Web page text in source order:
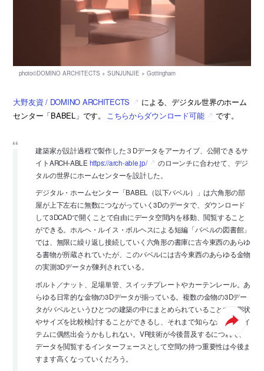
大野友資 / DOMINO ARCHITECTS
による、デジタル世界のホーム
センター「BABEL」です。
こちらからダウンロード可能 です。
建築家が設計過程で製作した３Dデータをアーカイブ、公開できるサ
イトARCH-ABLE https://arch-able.jp/
のローンチに合わせて、デジ
タルの世界にホームセンターを設計した。
デジタル・ホームセンター「BABEL（以下バベル）」は六角形の部
屋が上下左右に無数につながっていく3Dのデータで、ダウンロード
して3DCADで開くことで自由にデータ空間内を移動、閲覧すること
ができる。ホルヘ・ルイス・ボルヘスによる短編「バベルの図書館」
では、無限に繰り返し接続していく六角形の書庫に古今東西のあらゆ
る書物が所蔵されていたが、このバベルには古今東西のあらゆる金物
の実測3Dデータが陳列されている。
ボルト／ナット、足場単管、スイッチプレートやカーテンレール。あ
らゆる日常的な金物の3Dデータが揃っている。複数の金物の3Dデー
タがバベルというひとつの建築の中にまとめられていることで、形状
やサイズを比較検討することができるし、それまで知らなかったアイ
テムに偶然出会うかもしれない。VR技術が今後普及するにつれて、
データを閲覧するインターフェースとして空間の持つ重要性は今後ま
すます高くなっていくだろう。